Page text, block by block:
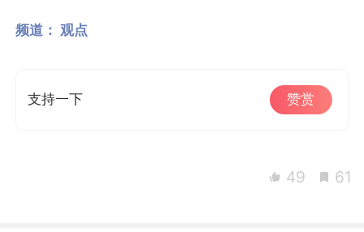
频道： 观点
支持一下 赞赏
49 61